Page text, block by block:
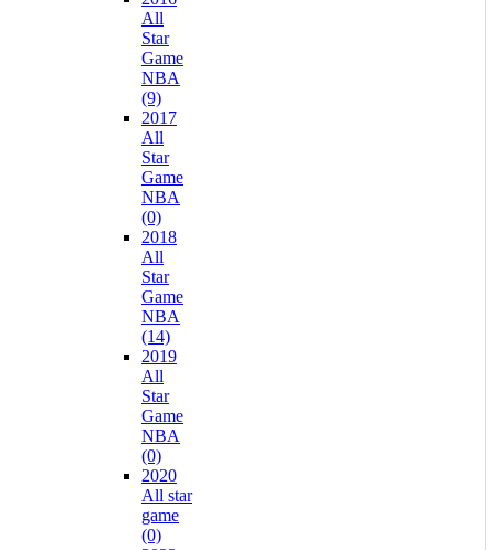
All
Star
Game
NBA
(9)
2017
All
Star
Game
NBA
(0)
2018
All
Star
Game
NBA
(14)
2019
All
Star
Game
NBA
(0)
2020
All star
game
(0)